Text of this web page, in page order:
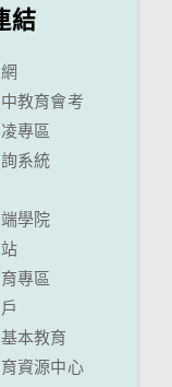
結
教育會考
專區
系統
學院
專區
本教育
資源中心